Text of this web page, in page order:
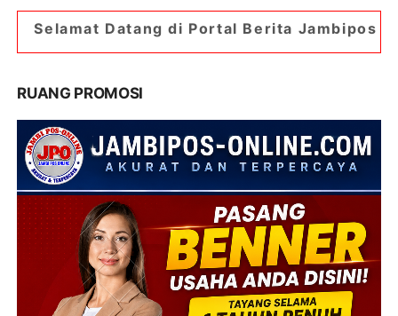
di Portal Berita Jambipos Online. Portal
RUANG PROMOSI